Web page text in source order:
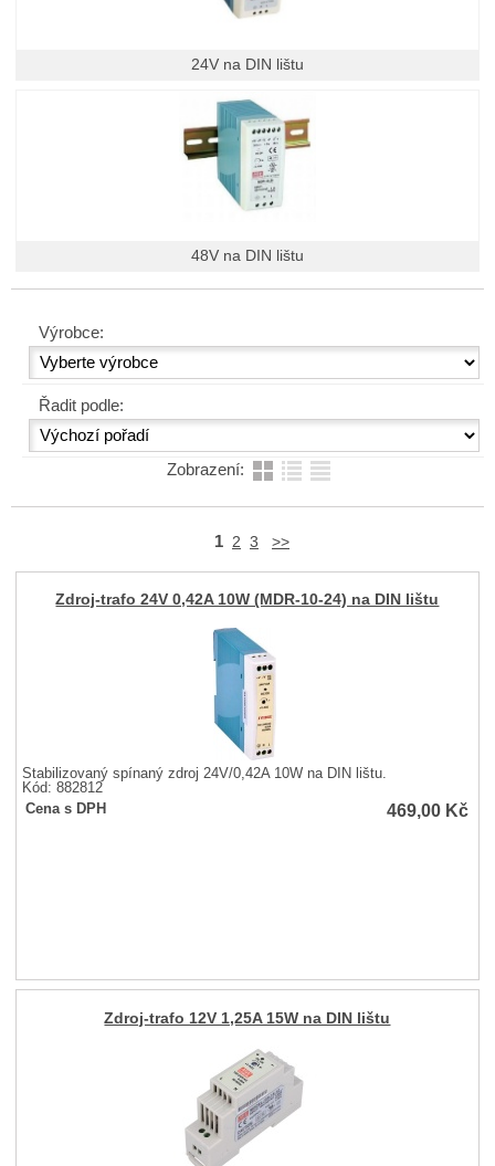
24V na DIN lištu
48V na DIN lištu
Výrobce:
Řadit podle:
Zobrazení:
1 2 3 >>
Zdroj-trafo 24V 0,42A 10W (MDR-10-24) na DIN lištu
Stabilizovaný spínaný zdroj 24V/0,42A 10W na DIN lištu.
Kód: 882812
Cena s DPH
469,00 Kč
Zdroj-trafo 12V 1,25A 15W na DIN lištu